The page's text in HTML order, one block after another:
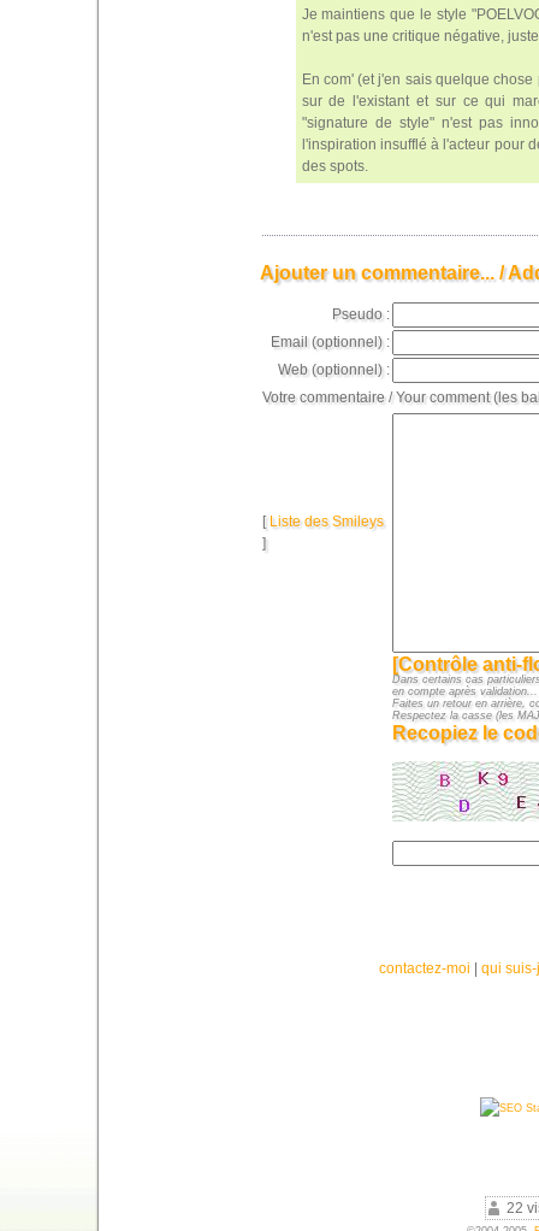
Je maintiens que le style
n'est pas une critique négative,
En com' (et j'en sais quelque
sur de l'existant et sur ce qui
"signature de style" n'est pas
l'inspiration insufflé à l'acteur pour
des spots.
Ajouter un commentaire... /
Pseudo :
Email (optionnel) :
Web (optionnel) :
Votre commentaire / Your comment (les
[ Liste des Smileys
]
[Contrôle anti-
Dans certains cas
en compte après
Faites un retour en arrière,
Respectez la casse (les
Recopiez le
contactez-moi qui
22